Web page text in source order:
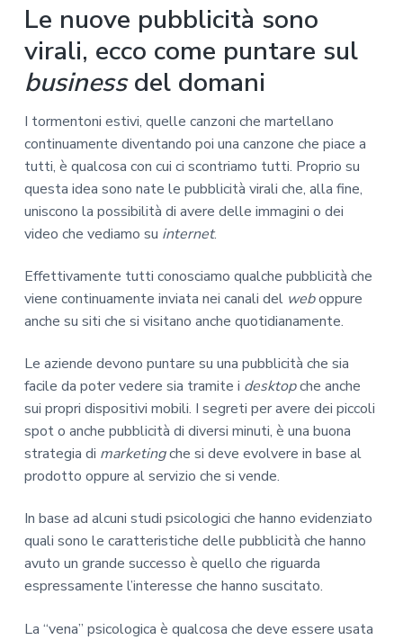
Le nuove pubblicità sono
virali, ecco come puntare sul
businessdel domani
I tormentoni estivi, quelle canzoni che martellano
continuamente diventando poi una canzone che piace a
tutti, è qualcosa con cui ci scontriamo tutti. Proprio su
questa idea sono nate le pubblicità virali che, alla fine,
uniscono la possibilità di avere delle immagini o dei
video che vediamo su internet.
Effettivamente tutti conosciamo qualche pubblicità che
viene continuamente inviata nei canali del weboppure
anche su siti che si visitano anche quotidianamente.
Le aziende devono puntare su una pubblicità che sia
facile da poter vedere sia tramite i desktopche anche
sui propri dispositivi mobili. I segreti per avere dei piccoli
spot o anche pubblicità di diversi minuti, è una buona
strategia di marketingche si deve evolvere in base al
prodotto oppure al servizio che si vende.
In base ad alcuni studi psicologici che hanno evidenziato
quali sono le caratteristiche delle pubblicità che hanno
avuto un grande successo è quello che riguarda
espressamente l’interesse che hanno suscitato.
La “vena” psicologica è qualcosa che deve essere usata